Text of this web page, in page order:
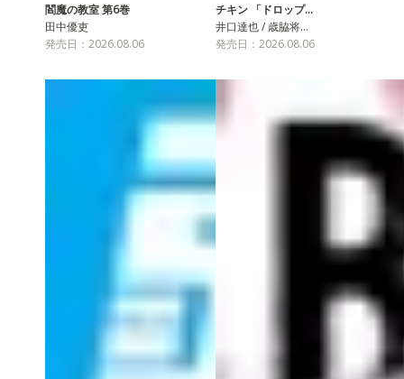
閻魔の教室 第6巻
田中優吏
発売日：2026.08.06
チキン 「ドロップ…
井口達也 / 歳脇将…
発売日：2026.08.06